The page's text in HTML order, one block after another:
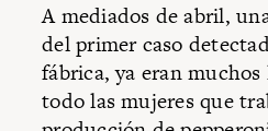
A mediados de abril,
del primer caso
fábrica, ya eran
todo las mujeres que